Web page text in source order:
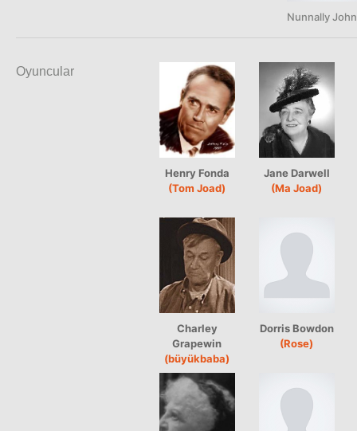
Nunnally
Oyuncular
Henry Fonda
(Tom Joad)
Jane Darwell
(Ma Joad)
Charley
Grapewin
(büyükbaba)
Dorris Bowdon
(Rose)